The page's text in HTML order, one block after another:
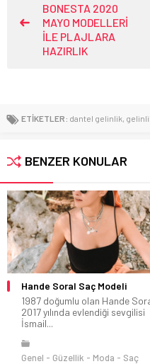
BONESTA 2020
MAYO MODELLERİ
İLE PLAJLARA
HAZIRLIK
ETİKETLER: dantel gelinlik,
BENZER KONULAR
Turuncu Tişört Modelleri
Nelerdir?
Turuncu tişört modelleri
nelerdir merak ediyorsanız o
Moda 22.07.2021